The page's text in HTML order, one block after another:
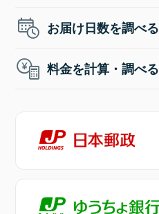
お届け日数を調べる
料金を計算・調べる